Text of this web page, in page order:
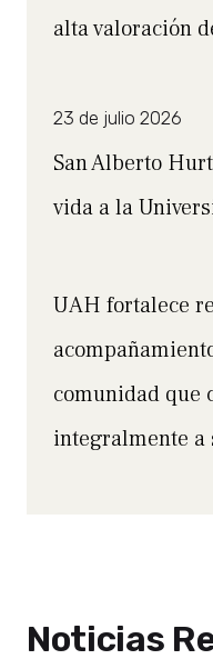
alta valoración
23 de julio 2026
San Alberto
vida a la
UAH fortalece
comunidad que
integralmente a
Noticias